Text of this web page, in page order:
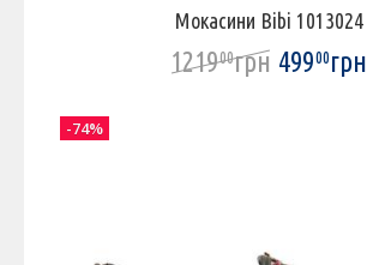
Мокасини Bibi 1013024
121900грн 49900грн
-74%